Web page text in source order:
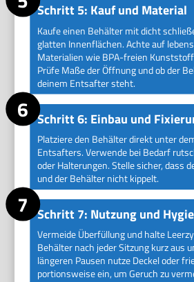
Schritt 5: Kauf und Material
Kaufe einen Behälter mit dicht
glatten Innenflächen. Achte auf
Materialien wie BPA-freien
Prüfe Maße der Öffnung und ob der
deinem Entsafter steht.
Schritt 6: Einbau und
Platziere den Behälter direkt unter
Entsafters. Verwende bei Bedarf
oder Halterungen. Stelle sicher, dass
und der Behälter nicht kippelt.
Schritt 7: Nutzung und
Vermeide Überfüllung und halte
Behälter nach jeder Sitzung kurz aus
längeren Pausen nutze Deckel oder
portionsweise ein, um Geruch zu